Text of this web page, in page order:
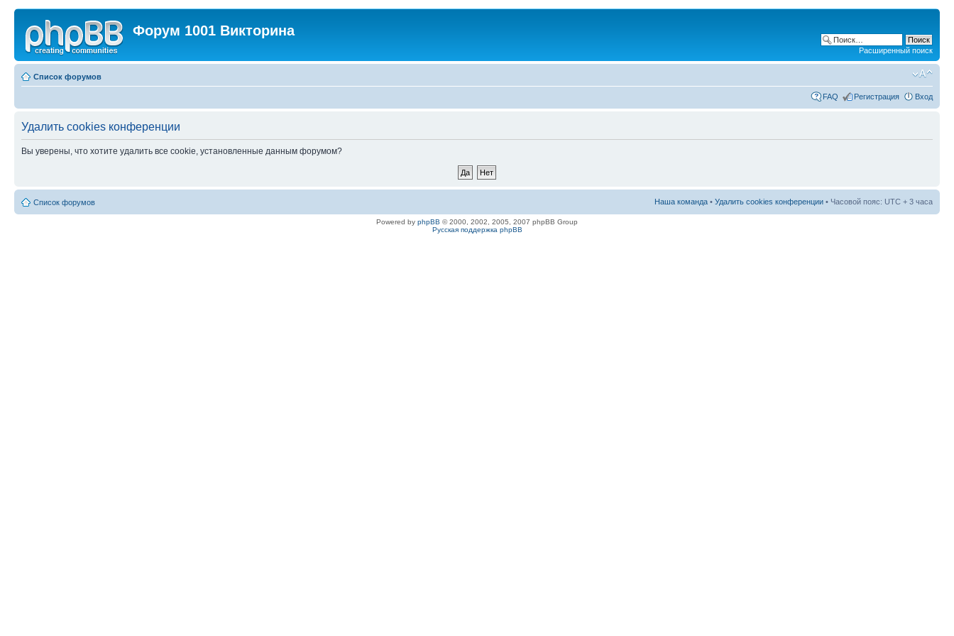
Форум 1001 Викторина
Расширенный поиск
Список форумов
FAQ Регистрация Вход
Удалить cookies конференции
Вы уверены, что хотите удалить все cookie, установленные данным форумом?
Список форумов Наша команда • Удалить cookies конференции • Часовой пояс: UTC + 3 часа
Powered by phpBB © 2000, 2002, 2005, 2007 phpBB Group
Русская поддержка phpBB